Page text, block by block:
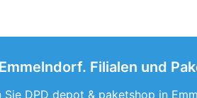
Filialen und
Sie DPD depot & paketshop in